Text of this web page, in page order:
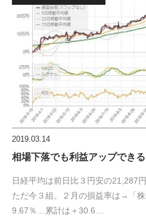
2019.03.14
相場下落でも利益アップできる
日経平均は前日比３円安の21,287
ただ今３組。２月の損益率は→「
9.67％…累計は＋30.6…